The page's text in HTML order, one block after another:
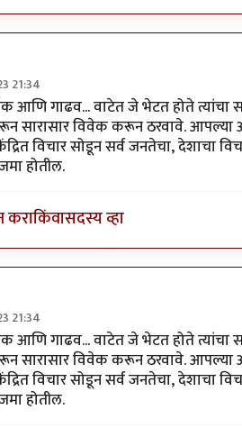
21:34
आणि गाढव... वाटेत जे भेटत होते
सारासार विवेक करून ठरवावे.
विचार सोडून सर्व जनतेचा, देशाचा
होतील.
कराकिंवासदस्य व्हा
21:34
आणि गाढव... वाटेत जे भेटत होते
सारासार विवेक करून ठरवावे.
विचार सोडून सर्व जनतेचा, देशाचा
होतील.